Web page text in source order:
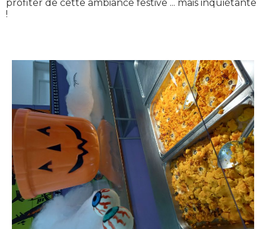
profiter de cette ambiance festive ... mais inquiétante
!